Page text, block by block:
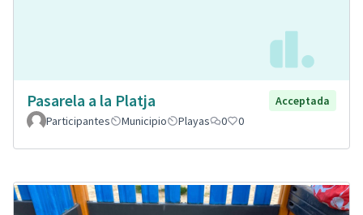
Pasarela a la Platja
Acceptada
Participantes
Municipio Playas 0 0